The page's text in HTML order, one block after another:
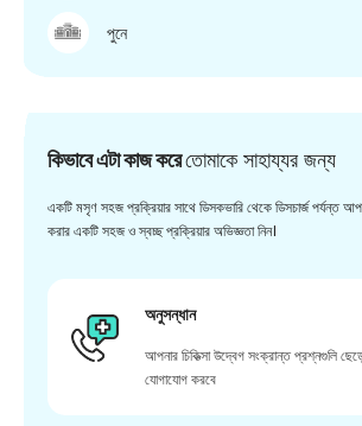
পুনে
কিভাবে এটা কাজ করেতোমাকে সাহায্যর জন্য
একটি মসৃণ সহজ প্রক্রিয়ার সাথে ডিসকভারি থেকে ডিসচার্জ পর্যন্ত
করার একটি সহজ ও স্বচ্ছ প্রক্রিয়ার অভিজ্ঞতা নিন।
অনুসন্ধান
আপনার চিকিত্সা উদ্বেগ সংক্রান্ত প্রশ্নগুলি
যোগাযোগ করবে